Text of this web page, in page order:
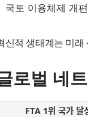
국토 이용체제 개편
신적 생태계는 미
로벌 네
FTA 1위 국가 달